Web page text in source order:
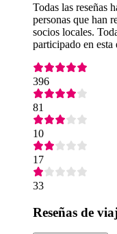
Todas las reseñas
personas que han
socios locales.
participado en esta
396
81
10
17
33
Reseñas de